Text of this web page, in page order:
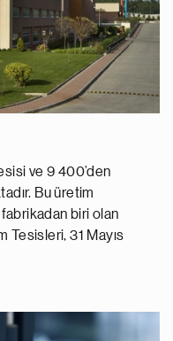
ve 9 400’den
Bu üretim
biri olan
Tesisleri, 31 Mayıs